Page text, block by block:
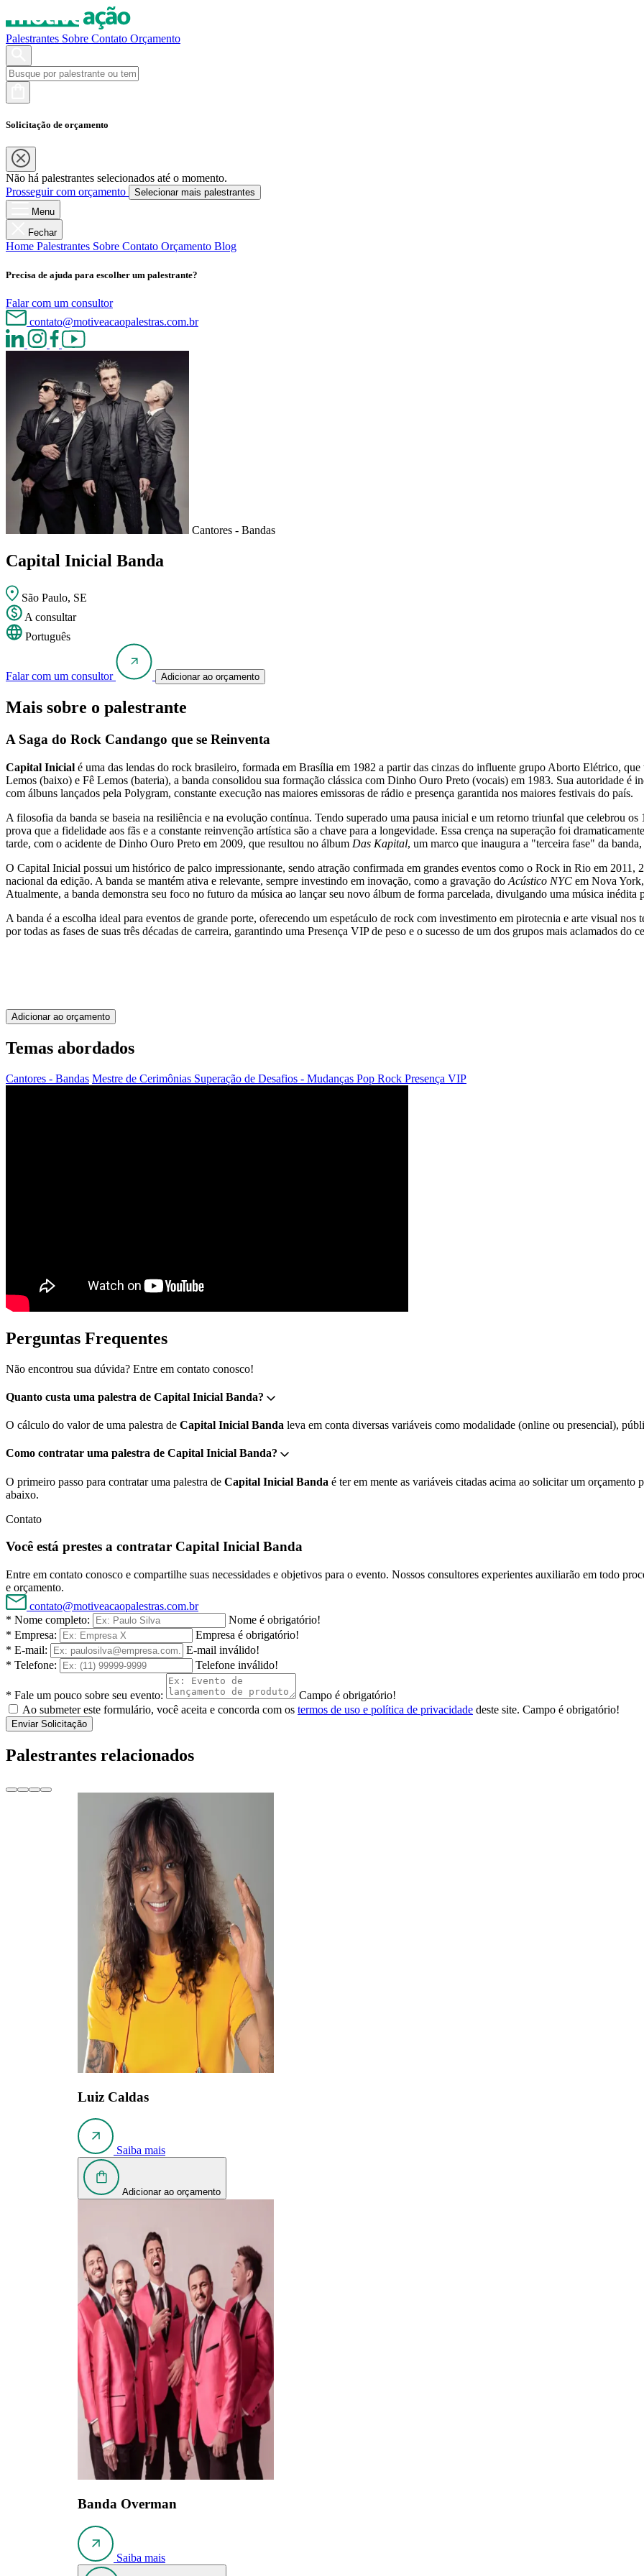
Palestrantes Sobre Contato Orçamento
Solicitação de orçamento
Não há palestrantes selecionados até o momento.
Prosseguir com orçamento
Selecionar mais palestrantes
Menu
Fechar
Home Palestrantes Sobre Contato Orçamento Blog
Precisa de ajuda para escolher um palestrante?
Falar com um consultor
contato@motiveacaopalestras.com.br
Cantores - Bandas
Capital Inicial Banda
São Paulo, SE
A consultar
Português
Falar com um consultor Adicionar ao orçamento
Mais sobre o palestrante
A Saga do Rock Candango que se Reinventa
Capital Inicial é uma das lendas do rock brasileiro, formada em Brasília em 1982 a partir das cinzas do influente grupo Aborto Elétrico,
Lemos (baixo) e Fê Lemos (bateria), a banda consolidou sua formação clássica com Dinho Ouro Preto (vocais) em 1983. Sua autoridade é
com álbuns lançados pela Polygram, constante execução nas maiores emissoras de rádio e presença garantida nos maiores festivais do país.
A filosofia da banda se baseia na resiliência e na evolução contínua. Tendo superado uma pausa inicial e um retorno triunfal que celebrou
prova que a fidelidade aos fãs e a constante reinvenção artística são a chave para a longevidade. Essa crença na superação foi
tarde, com o acidente de Dinho Ouro Preto em 2009, que resultou no álbum Das Kapital, um marco que inaugura a "terceira fase" da
O Capital Inicial possui um histórico de palco impressionante, sendo atração confirmada em grandes eventos como o Rock in Rio em 2011,
nacional da edição. A banda se mantém ativa e relevante, sempre investindo em inovação, como a gravação do Acústico NYC em Nova
Atualmente, a banda demonstra seu foco no futuro da música ao lançar seu novo álbum de forma parcelada, divulgando uma música inédita
A banda é a escolha ideal para eventos de grande porte, oferecendo um espetáculo de rock com investimento em pirotecnia e arte visual
por todas as fases de suas três décadas de carreira, garantindo uma Presença VIP de peso e o sucesso de um dos grupos mais aclamados do
Adicionar ao orçamento
Temas abordados
Cantores - Bandas Mestre de Cerimônias Superação de Desafios - Mudanças Pop Rock Presença VIP
Perguntas Frequentes
Não encontrou sua dúvida? Entre em contato conosco!
Quanto custa uma palestra de Capital Inicial Banda?
O cálculo do valor de uma palestra de Capital Inicial Banda leva em conta diversas variáveis como modalidade (online ou presencial),
Como contratar uma palestra de Capital Inicial Banda?
O primeiro passo para contratar uma palestra de Capital Inicial Banda é ter em mente as variáveis citadas acima ao solicitar um
abaixo.
Contato
Você está prestes a contratar Capital Inicial Banda
Entre em contato conosco e compartilhe suas necessidades e objetivos para o evento. Nossos consultores experientes auxiliarão em todo
e orçamento.
contato@motiveacaopalestras.com.br
* Nome completo:
Nome é obrigatório!
* Empresa:
Empresa é obrigatório!
* E-mail:
E-mail inválido!
* Telefone:
Telefone inválido!
* Fale um pouco sobre seu evento:
Campo é obrigatório!
Ao submeter este formulário, você aceita e concorda com os termos de uso e política de privacidade deste site. Campo é obrigatório!
Enviar Solicitação
Palestrantes relacionados
Luiz Caldas
Saiba mais
Adicionar ao orçamento
Banda Overman
Saiba mais